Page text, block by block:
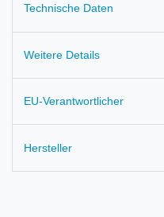
Technische Daten
Weitere Details
EU-Verantwortlicher
Hersteller